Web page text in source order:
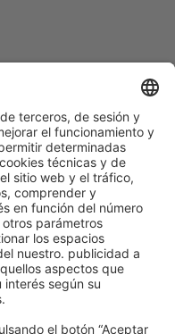
de los
WhatsApp Email